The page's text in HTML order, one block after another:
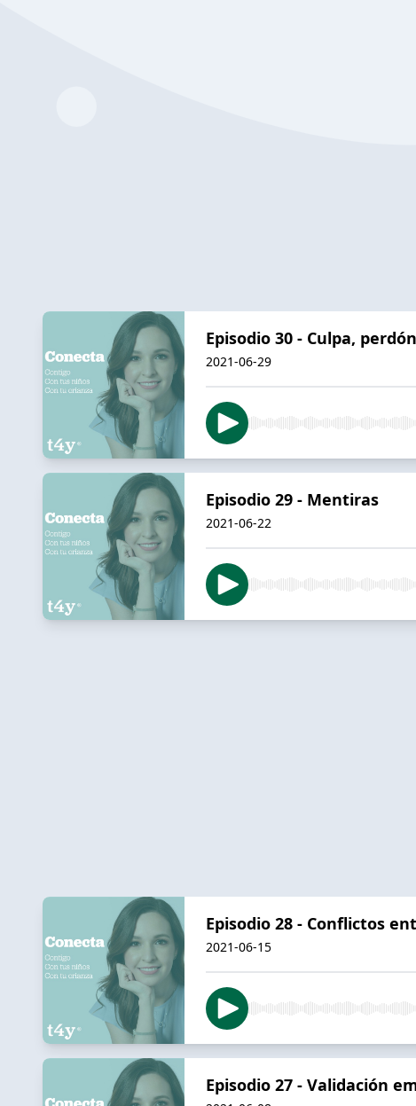
Episodio 30 - Culpa,
2021-06-29
Episodio 29 - Mentiras
2021-06-22
Episodio 28 - Conflictos
2021-06-15
Episodio 27 - Validación